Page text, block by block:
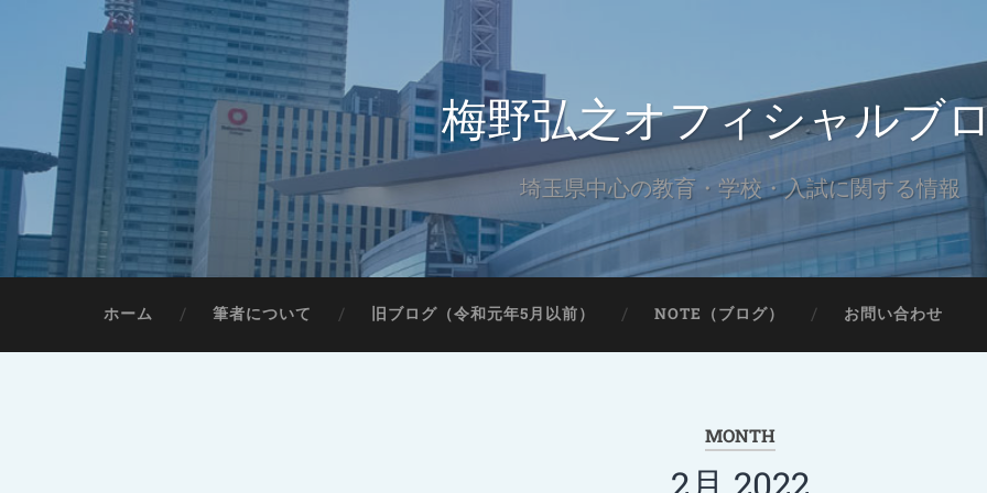
梅野弘之オフィシャルブ
埼玉県中心の教育・学校・入試に関する情報
ホーム 筆者について 旧ブログ（令和元年5月以前） NOTE（ブログ） お問い合わせ
MONTH